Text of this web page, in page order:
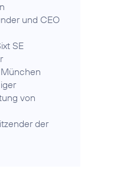
und CEO
SE
von
der